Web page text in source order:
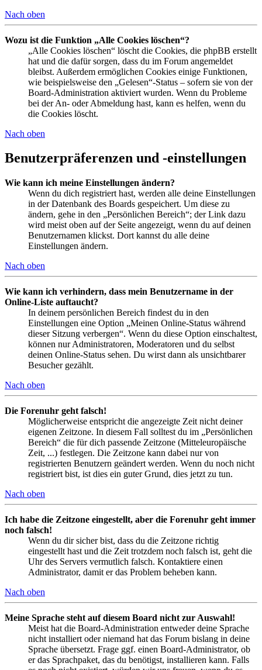
Nach oben
Wozu ist die Funktion „Alle Cookies löschen“?
„Alle Cookies löschen“ löscht die Cookies, die phpBB erstellt
hat und die dafür sorgen, dass du im Forum angemeldet
bleibst. Außerdem ermöglichen Cookies einige Funktionen,
wie beispielsweise den „Gelesen“-Status – sofern sie von der
Board-Administration aktiviert wurden. Wenn du Probleme
bei der An- oder Abmeldung hast, kann es helfen, wenn du
die Cookies löscht.
Nach oben
Benutzerpräferenzen und -einstellungen
Wie kann ich meine Einstellungen ändern?
Wenn du dich registriert hast, werden alle deine Einstellungen
in der Datenbank des Boards gespeichert. Um diese zu
ändern, gehe in den „Persönlichen Bereich“; der Link dazu
wird meist oben auf der Seite angezeigt, wenn du auf deinen
Benutzernamen klickst. Dort kannst du alle deine
Einstellungen ändern.
Nach oben
Wie kann ich verhindern, dass mein Benutzername in der
Online-Liste auftaucht?
In deinem persönlichen Bereich findest du in den
Einstellungen eine Option „Meinen Online-Status während
dieser Sitzung verbergen“. Wenn du diese Option einschaltest,
können nur Administratoren, Moderatoren und du selbst
deinen Online-Status sehen. Du wirst dann als unsichtbarer
Besucher gezählt.
Nach oben
Die Forenuhr geht falsch!
Möglicherweise entspricht die angezeigte Zeit nicht deiner
eigenen Zeitzone. In diesem Fall solltest du im „Persönlichen
Bereich“ die für dich passende Zeitzone (Mitteleuropäische
Zeit, ...) festlegen. Die Zeitzone kann dabei nur von
registrierten Benutzern geändert werden. Wenn du noch nicht
registriert bist, ist dies ein guter Grund, dies jetzt zu tun.
Nach oben
Ich habe die Zeitzone eingestellt, aber die Forenuhr geht immer
noch falsch!
Wenn du dir sicher bist, dass du die Zeitzone richtig
eingestellt hast und die Zeit trotzdem noch falsch ist, geht die
Uhr des Servers vermutlich falsch. Kontaktiere einen
Administrator, damit er das Problem beheben kann.
Nach oben
Meine Sprache steht auf diesem Board nicht zur Auswahl!
Meist hat die Board-Administration entweder deine Sprache
nicht installiert oder niemand hat das Forum bislang in deine
Sprache übersetzt. Frage ggf. einen Board-Administrator, ob
er das Sprachpaket, das du benötigst, installieren kann. Falls